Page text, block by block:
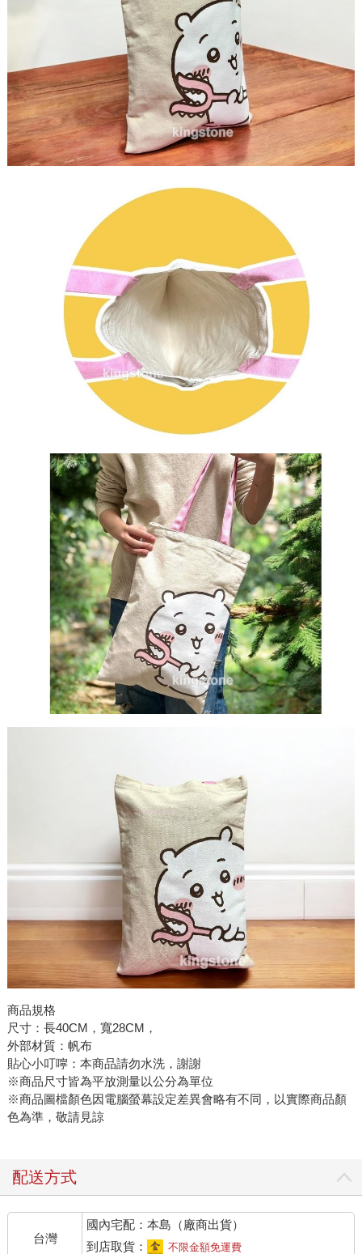
商品規格
尺寸：長40CM，寬28CM，
外部材質：帆布
貼心小叮嚀：本商品請勿水洗，謝謝
※商品尺寸皆為平放測量以公分為單位
※商品圖檔顏色因電腦螢幕設定差異會略有不同，以實際商品顏
色為準，敬請見諒
配送方式
台灣
國內宅配：本島（廠商出貨）
到店取貨：
不限金額免運費